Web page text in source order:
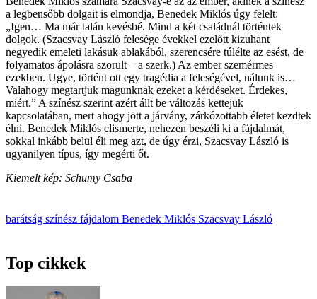
a legbensőbb dolgait is elmondja, Benedek Miklós úgy felelt:
„Igen… Ma már talán kevésbé. Mind a két családnál történtek
dolgok. (Szacsvay László felesége évekkel ezelőtt kizuhant
negyedik emeleti lakásuk ablakából, szerencsére túlélte az esést, de
folyamatos ápolásra szorult – a szerk.) Az ember szemérmes
ezekben. Ugye, történt ott egy tragédia a feleségével, nálunk is…
Valahogy megtartjuk magunknak ezeket a kérdéseket. Érdekes,
miért.” A színész szerint azért állt be változás kettejük
kapcsolatában, mert ahogy jött a járvány, zárkózottabb életet kezdtek
élni. Benedek Miklós elismerte, nehezen beszéli ki a fájdalmát,
sokkal inkább belül éli meg azt, de úgy érzi, Szacsvay László is
ugyanilyen típus, így megérti őt.
Kiemelt kép: Schumy Csaba
barátság színész fájdalom Benedek Miklós Szacsvay László
Top cikkek